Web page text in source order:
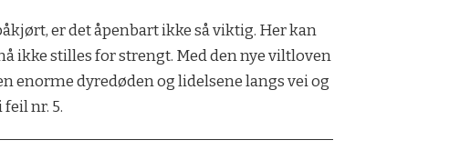
er det åpenbart ikke så viktig. Her kan
ikke stilles for strengt. Med den nye viltloven
enorme dyredøden og lidelsene langs vei og
nr. 5.